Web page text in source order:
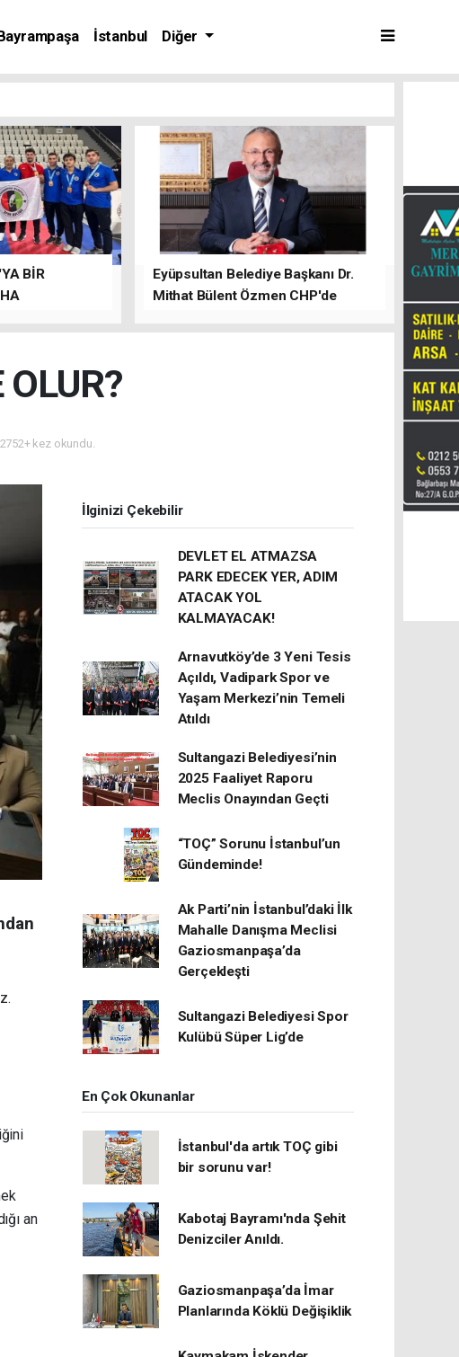
İstanbul Diğer
BİR
Eyüpsultan Belediye Başkanı Dr.
Mithat Bülent Özmen CHP'de
kez okundu.
an
İlginizi Çekebilir
DEVLET EL ATMAZSA
PARK EDECEK YER, ADIM
ATACAK YOL
KALMAYACAK!
Arnavutköy’de 3 Yeni Tesis
Açıldı, Vadipark Spor ve
Yaşam Merkezi’nin Temeli
Atıldı
Sultangazi Belediyesi’nin
2025 Faaliyet Raporu
Meclis Onayından Geçti
“TOÇ” Sorunu İstanbul’un
Gündeminde!
Ak Parti’nin İstanbul’daki İlk
Mahalle Danışma Meclisi
Gaziosmanpaşa’da
Gerçekleşti
Sultangazi Belediyesi Spor
Kulübü Süper Lig’de
En Çok Okunanlar
İstanbul'da artık TOÇ gibi
bir sorunu var!
Kabotaj Bayramı'nda Şehit
Denizciler Anıldı.
Gaziosmanpaşa’da İmar
Planlarında Köklü Değişiklik